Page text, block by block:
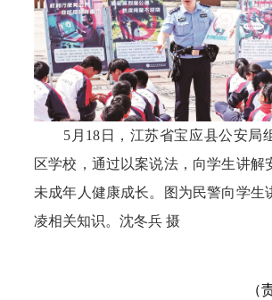
5月18日，江苏省宝应县公安局
区学校，通过以案说法，向学生讲解
未成年人健康成长。图为民警向学生
凌相关知识。沈冬兵 摄
（